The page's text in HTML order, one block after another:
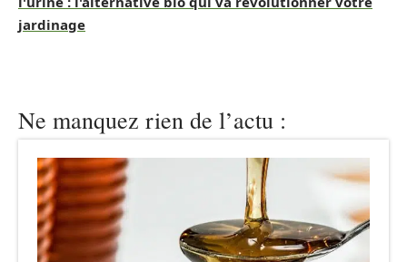
jardinage
Ne manquez rien de l’actu :